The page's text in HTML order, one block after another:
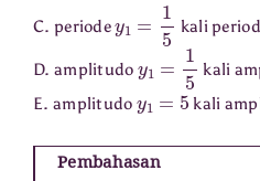
C. periode kali
D. amplitudo kali
E. amplitudo kali
Pembahasan